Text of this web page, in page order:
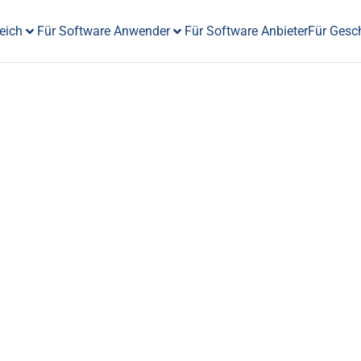
Für Software Anwender Für Software AnbieterFür